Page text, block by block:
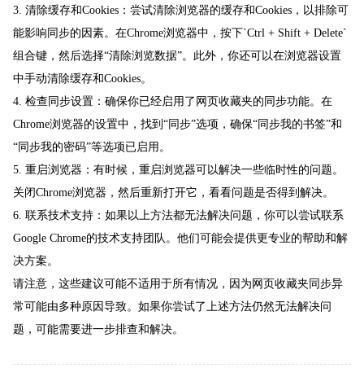
3. 清除缓存和Cookies：尝试清除浏览器的缓存和Cookies，以排除可
能影响同步的因素。在Chrome浏览器中，按下`Ctrl + Shift + Delete`
组合键，然后选择“清除浏览数据”。此外，你还可以在浏览器设置
中手动清除缓存和Cookies。
4. 检查同步设置：确保你已经启用了网页收藏夹的同步功能。在
Chrome浏览器的设置中，找到“同步”选项，确保“同步我的书签”和
“同步我的密码”等选项已启用。
5. 重启浏览器：有时候，重启浏览器可以解决一些临时性的问题。
关闭Chrome浏览器，然后重新打开它，看看问题是否得到解决。
6. 联系技术支持：如果以上方法都无法解决问题，你可以尝试联系
Google Chrome的技术支持团队。他们可能会提供更专业的帮助和解
决方案。
请注意，这些建议可能不适用于所有情况，因为网页收藏夹同步异
常可能由多种原因导致。如果你尝试了上述方法仍然无法解决问
题，可能需要进一步排查和解决。